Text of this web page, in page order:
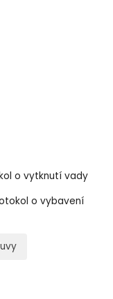
o vytknutí vady
o vybavení